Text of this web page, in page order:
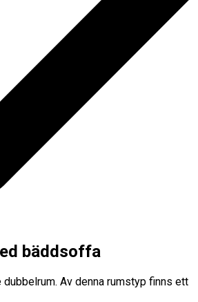
bäddsoffa
Av denna rumstyp finns ett